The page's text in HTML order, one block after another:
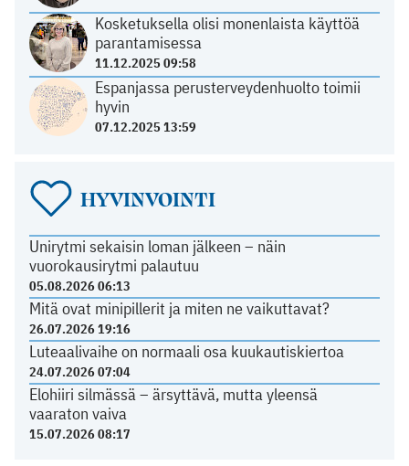
Kosketuksella olisi monenlaista käyttöä
parantamisessa
11.12.2025 09:58
Espanjassa perusterveydenhuolto toimii
hyvin
07.12.2025 13:59
HYVINVOINTI
Unirytmi sekaisin loman jälkeen – näin
vuorokausirytmi palautuu
05.08.2026 06:13
Mitä ovat minipillerit ja miten ne vaikuttavat?
26.07.2026 19:16
Luteaalivaihe on normaali osa kuukautiskiertoa
24.07.2026 07:04
Elohiiri silmässä – ärsyttävä, mutta yleensä
vaaraton vaiva
15.07.2026 08:17